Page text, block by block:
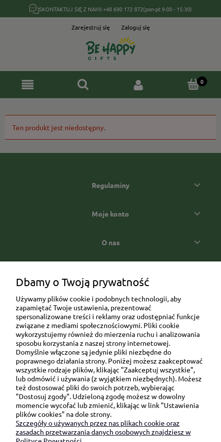
SKONTAKTUJ SIĘ Z NAMI:+48 690 172 872(pon-pt 9:00 - 15:30)
Zarejestruj się Zaloguj się
Ten produkt jest niedostępny.
Regulaminy
Moje konto
O nas
Ul. Brukowa 6/8 lok. 57/58
91-341 Łódź
NIP: 6751510615
SKONTAKTUJ SIĘ Z NAMI:
sklep@be-happygifts.com
+48 690 172 872
Dbamy o Twoją prywatność
Używamy plików cookie i podobnych technologii, aby
zapamiętać Twoje ustawienia, prezentować
spersonalizowane treści i reklamy oraz udostępniać funkcje
związane z mediami społecznościowymi. Pliki cookie
wykorzystujemy również do mierzenia ruchu i analizowania
sposobu korzystania z naszej strony internetowej.
Domyślnie włączone są jedynie pliki niezbędne do
poprawnego działania strony. Poniżej możesz zaakceptować
wszystkie rodzaje plików, klikając "Zaakceptuj wszystkie",
lub odmówić i używania (z wyjątkiem niezbędnych). Możesz
też dostosować pliki do swoich potrzeb, wybierając
"Dostosuj zgody". Udzieloną zgodę możesz w dowolny
momencie wycofać lub zmienić, klikając w link "Ustawienia
plików cookies" na dole strony.
Szczegóły o używanych przez nas plikach cookie oraz
zasadach przetwarzania danych osobowych znajdziesz w